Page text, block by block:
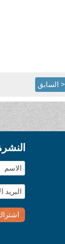
< السابق